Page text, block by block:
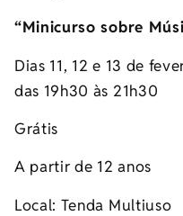
“Minicurso sobre
Dias 11, 12 e 13 de
das 19h30 às 21h30
Grátis
A partir de 12 anos
Local: Tenda Multiuso